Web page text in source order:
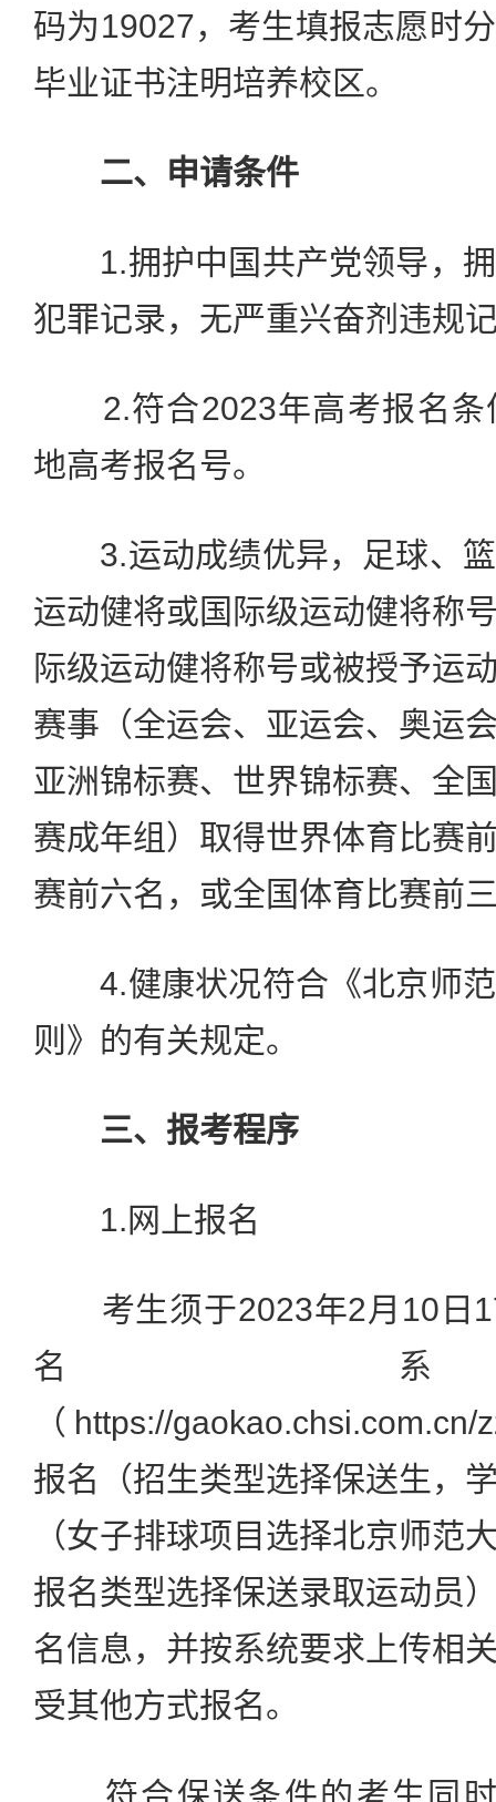
码为19027，考生填报志愿时
毕业证书注明培养校区。
二、申请条件
1.拥护中国共产党领导，拥
犯罪记录，无严重兴奋剂违规
2.符合2023年高考报名条
地高考报名号。
3.运动成绩优异，足球、篮
运动健将或国际级运动健将称
际级运动健将称号或被授予运
赛事（全运会、亚运会、奥运
亚洲锦标赛、世界锦标赛、全
赛成年组）取得世界体育比赛
赛前六名，或全国体育比赛前
4.健康状况符合《北京师范
则》的有关规定。
三、报考程序
1.网上报名
考生须于2023年2月10日
名
（https://
报名（招生类型选择保送生，
（女子排球项目选择北京师范
报名类型选择保送录取运动员
名信息，并按系统要求上传相
受其他方式报名。